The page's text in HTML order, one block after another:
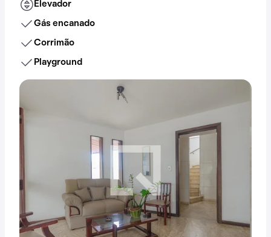
Elevador
Gás encanado
Corrimão
Playground